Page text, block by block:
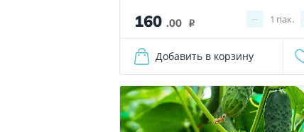
160 .00 i − 1 пак.
Добавить в корзину